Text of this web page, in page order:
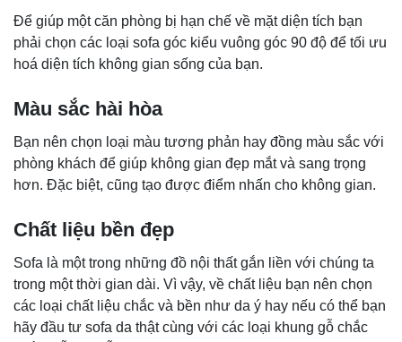
Để giúp một căn phòng bị hạn chế về mặt diện tích bạn
phải chọn các loại sofa góc kiểu vuông góc 90 độ để tối ưu
hoá diện tích không gian sống của bạn.
Màu sắc hài hòa
Bạn nên chọn loại màu tương phản hay đồng màu sắc với
phòng khách để giúp không gian đẹp mắt và sang trọng
hơn. Đặc biệt, cũng tạo được điểm nhấn cho không gian.
Chất liệu bền đẹp
Sofa là một trong những đồ nội thất gắn liền với chúng ta
trong một thời gian dài. Vì vậy, về chất liệu bạn nên chọn
các loại chất liệu chắc và bền như da ý hay nếu có thể bạn
hãy đầu tư sofa da thật cùng với các loại khung gỗ chắc